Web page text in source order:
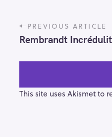
P
o
s
t
v
PREVIOUS ARTICLE
Rembrandt
This site uses Akismet to